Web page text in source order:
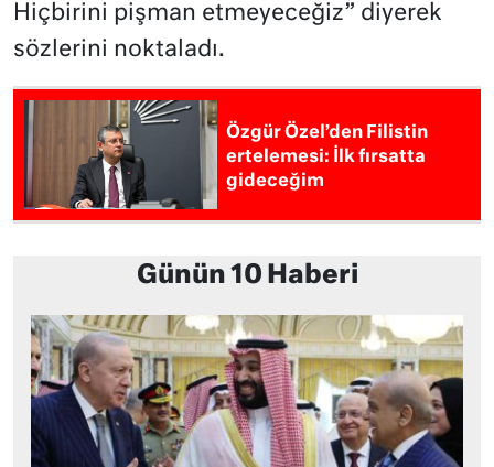
Hiçbirini pişman etmeyeceğiz” diyerek
sözlerini noktaladı.
Özgür Özel’den Filistin
ertelemesi: İlk fırsatta
gideceğim
Günün 10 Haberi